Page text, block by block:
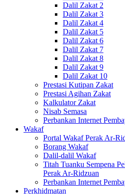
Dalil Zakat 2
Dalil Zakat 3
Dalil Zakat 4
Dalil Zakat 5
Dalil Zakat 6
Dalil Zakat 7
Dalil Zakat 8
Dalil Zakat 9
Dalil Zakat 10
Prestasi Kutipan Zakat
Prestasi Agihan Zakat
Kalkulator Zakat
Nisab Semasa
Perbankan Internet
Wakaf
Portal Wakaf Perak Ar-
Borang Wakaf
Dalil-dalil Wakaf
Titah Tuanku Sempena
Perak Ar-Ridzuan
Perbankan Internet
Perkhidmatan